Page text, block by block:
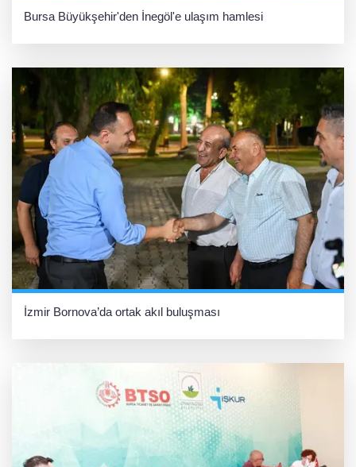
Bursa Büyükşehir'den İnegöl'e ulaşım hamlesi
İzmir Bornova’da ortak akıl buluşması